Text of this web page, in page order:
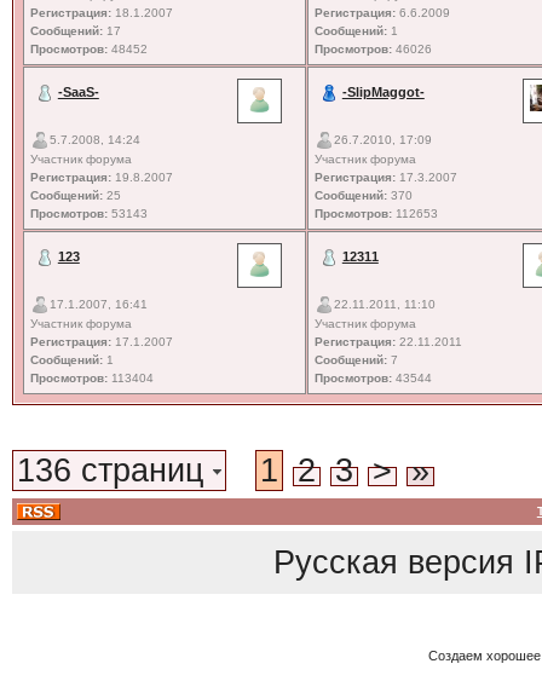
Регистрация:18.1.2007
Сообщений:17
Просмотров:48452
Регистрация:6.6.2009
Сообщений:1
Просмотров:46026
-SaaS-
5.7.2008, 14:24
Участник форума
Регистрация:19.8.2007
Сообщений:25
Просмотров:53143
-SlipMaggot-
26.7.2010, 17:09
Участник форума
Регистрация:17.3.2007
Сообщений:370
Просмотров:112653
123
17.1.2007, 16:41
Участник форума
Регистрация:17.1.2007
Сообщений:1
Просмотров:113404
12311
22.11.2011, 11:10
Участник форума
Регистрация:22.11.2011
Сообщений:7
Просмотров:43544
136 страниц 1 2 3 > »
Русская версия
Создаем